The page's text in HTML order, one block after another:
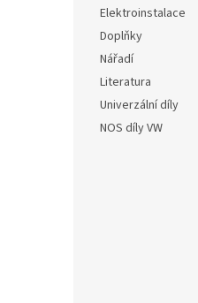
Elektroinstalace
Doplňky
Nářadí
Literatura
Univerzální díly
NOS díly VW